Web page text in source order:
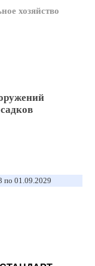
хозяйство
по 01.09.2029